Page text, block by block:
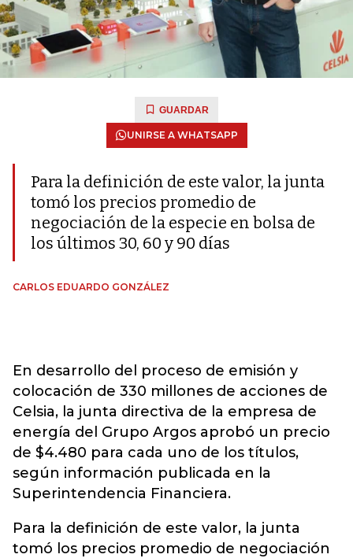
GUARDAR
UNIRSE A WHATSAPP
Para la definición de este valor, la junta
tomó los precios promedio de
negociación de la especie en bolsa de
los últimos 30, 60 y 90 días
CARLOS EDUARDO GONZÁLEZ
En desarrollo del proceso de emisión y
colocación de 330 millones de acciones de
Celsia, la junta directiva de la empresa de
energía del Grupo Argos aprobó un precio
de $4.480 para cada uno de los títulos,
según información publicada en la
Superintendencia Financiera.
Para la definición de este valor, la junta
tomó los precios promedio de negociación